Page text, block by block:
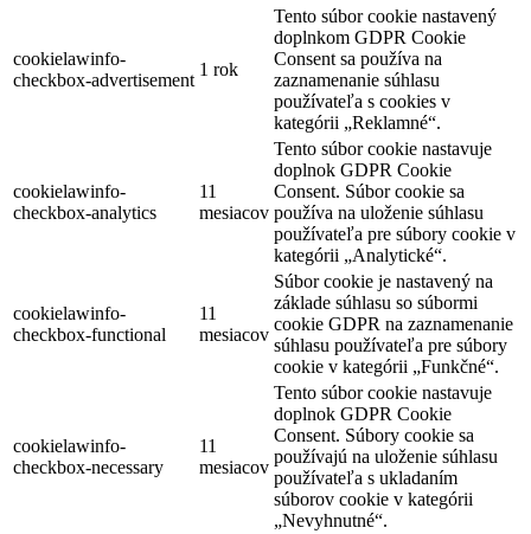
cookielawinfo-
checkbox-advertisement
1 rok
Tento súbor cookie nastavený
doplnkom GDPR Cookie
Consent sa používa na
zaznamenanie súhlasu
používateľa s cookies v
kategórii „Reklamné“.
cookielawinfo-
checkbox-analytics
11
mesiacov
Tento súbor cookie nastavuje
doplnok GDPR Cookie
Consent. Súbor cookie sa
používa na uloženie súhlasu
používateľa pre súbory cookie v
kategórii „Analytické“.
cookielawinfo-
checkbox-functional
11
mesiacov
Súbor cookie je nastavený na
základe súhlasu so súbormi
cookie GDPR na zaznamenanie
súhlasu používateľa pre súbory
cookie v kategórii „Funkčné“.
cookielawinfo-
checkbox-necessary
11
mesiacov
Tento súbor cookie nastavuje
doplnok GDPR Cookie
Consent. Súbory cookie sa
používajú na uloženie súhlasu
používateľa s ukladaním
súborov cookie v kategórii
„Nevyhnutné“.